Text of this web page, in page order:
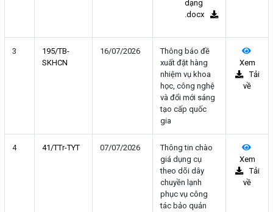
dạng
.docx
3
195/TB-
SKHCN
16/07/2026
Thông báo đề
xuất đặt hàng
nhiệm vụ khoa
học, công nghệ
và đổi mới sáng
tạo cấp quốc
gia
Xem
Tải
về
4 41/TTr-TYT 07/07/2026
Thông tin chào
giá dụng cụ
theo dõi dây
chuyền lạnh
phục vụ công
tác bảo quản
Xem
Tải
về